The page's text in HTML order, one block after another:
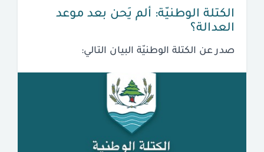
الكتلة الوطنيّة: ألم يَحن بعد موعد
العدالة؟
صدر عن الكتلة الوطنيّة البيان التالي: